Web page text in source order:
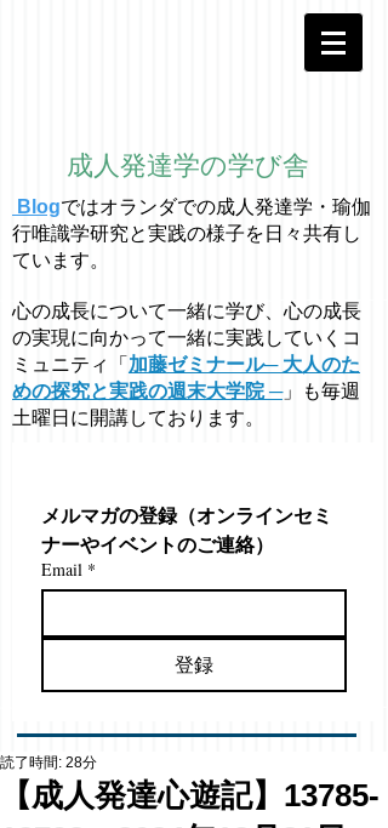
成人発達学の学び舎
Blogではオラ ンダでの成人発達学・ 瑜伽
行唯識学研究と実践の様子を日々共有し
ています。
心の成長について一緒に学び、心の成長
の実現に向かって一緒に実践していくコ
ミュニティ「 加藤ゼミナール─ 大人のた
めの探究と実践の週末大学院 ─」も毎週
土曜日に開講しております。
メルマガの登録（オンラインセミ
ナーやイベントのご連絡）
Email *
登録
【成人発達心遊記】13785-
読了時間: 28分